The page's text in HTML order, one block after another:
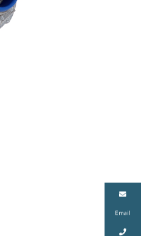
Email